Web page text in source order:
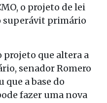
o projeto de lei
superávit primário
projeto que altera a
senador Romero
que a base do
fazer uma nova